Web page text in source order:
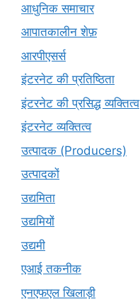
आधुनिक समाचार
आपातकालीन शेफ़
आरपीएसर्स
इंटरनेट की प्रतिष्ठिता
इंटरनेट की प्रसिद्ध व्यक्तित्व
इंटरनेट व्यक्तित्व
उत्पादक (Producers)
उत्पादकों
उद्यमिता
उद्यमियों
उद्यमी
एआई तकनीक
एनएफएल खिलाड़ी